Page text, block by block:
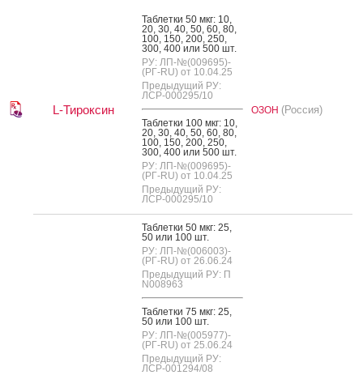
L-Тироксин
Таб­летки 50 мкг: 10,
20, 30, 40, 50, 60, 80,
100, 150, 200, 250,
300, 400 или 500 шт.
РУ: ЛП-№(009695)-
(РГ-RU) от 10.04.25
Предыдущий РУ:
ЛСР-000295/10
Таб­летки 100 мкг: 10,
20, 30, 40, 50, 60, 80,
100, 150, 200, 250,
300, 400 или 500 шт.
РУ: ЛП-№(009695)-
(РГ-RU) от 10.04.25
Предыдущий РУ:
ЛСР-000295/10
ОЗОН (Россия)
Таб­летки 50 мкг: 25,
50 или 100 шт.
РУ: ЛП-№(006003)-
(РГ-RU) от 26.06.24
Предыдущий РУ: П
N008963
Таб­летки 75 мкг: 25,
50 или 100 шт.
РУ: ЛП-№(005977)-
(РГ-RU) от 25.06.24
Предыдущий РУ:
ЛСР-001294/08